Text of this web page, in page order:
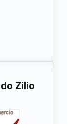
Zilio